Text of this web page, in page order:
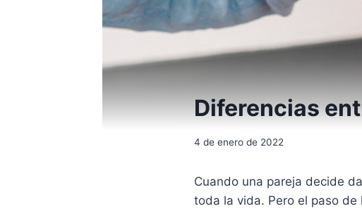
Diferencias
4 de enero de 2022
Cuando una pareja decide
toda la vida. Pero el paso